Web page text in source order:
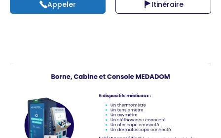
Appeler Itinéraire